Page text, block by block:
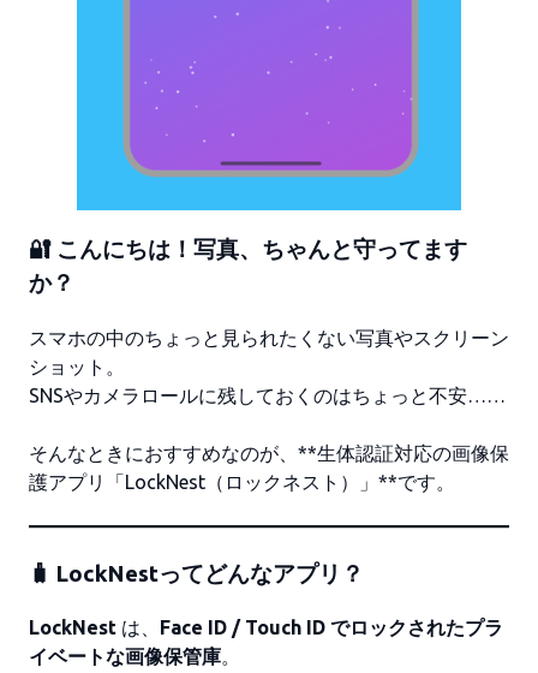
🔐 こんにちは！写真、ちゃんと守ってます
か？
スマホの中のちょっと見られたくない写真やスクリーン
ショット。
SNSやカメラロールに残しておくのはちょっと不安……
そんなときにおすすめなのが、**生体認証対応の画像保
護アプリ「LockNest（ロックネスト）」**です。
🧳 LockNestってどんなアプリ？
LockNest は、
Face ID / Touch ID でロックされたプラ
イベートな画像保管庫。